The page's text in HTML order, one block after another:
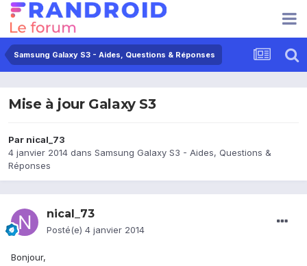
Samsung Galaxy S3 - Aides, Questions & Réponses
Mise à jour Galaxy S3
Par nical_73
4 janvier 2014 dans Samsung Galaxy S3 - Aides, Questions &
Réponses
nical_73
Posté(e) 4 janvier 2014
Bonjour,